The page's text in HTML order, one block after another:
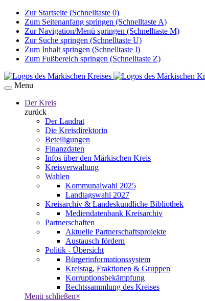
Zur Startseite (Schnelltaste 0)
Zum Seitenanfang springen (Schnelltaste A)
Zur Navigation/Menü springen (Schnelltaste M)
Zur Suche springen (Schnelltaste U)
Zum Inhalt springen (Schnelltaste I)
Zum Fußbereich springen (Schnelltaste Z)
Menu
Der Kreis
zurück
Der Landrat
Die Kreisdirektorin
Beteiligungen
Finanzdaten
Infos über den Märkischen Kreis
Kreisverwaltung
Wahlen
Kommunalwahl 2025
Landtagswahl 2027
Kreisarchiv & Landeskundliche Bibliothek
Mediendatenbank Kreisarchiv
Partnerschaften
Aktuelle Partnerschaftsprojekte
Austausch fördern
Politik - Übersicht
Bürgerinformationssystem
Kreistag, Fraktionen & Gruppen
Korruptionsbekämpfung
Rechtssammlung des Kreises
Menü schließen×